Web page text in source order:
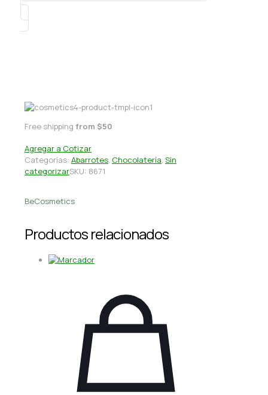
Free shipping from $50
Agregar a Cotizar
Categorías: Abarrotes, Chocolatería, Sin
categorizarSKU: 8671
BeCosmetics
Productos relacionados